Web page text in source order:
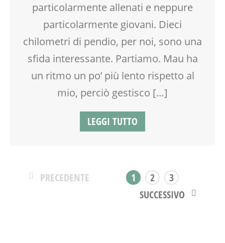
particolarmente allenati e neppure
particolarmente giovani. Dieci
chilometri di pendio, per noi, sono una
sfida interessante. Partiamo. Mau ha
un ritmo un po’ più lento rispetto al
mio, perciò gestisco […]
LEGGI TUTTO
PRECEDENTE 1 2
3
SUCCESSIVO